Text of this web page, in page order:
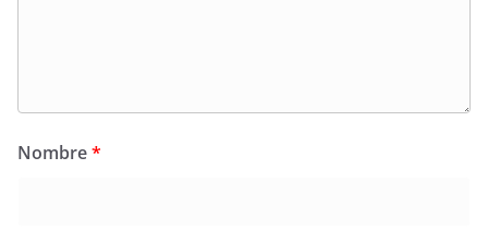
Nombre*